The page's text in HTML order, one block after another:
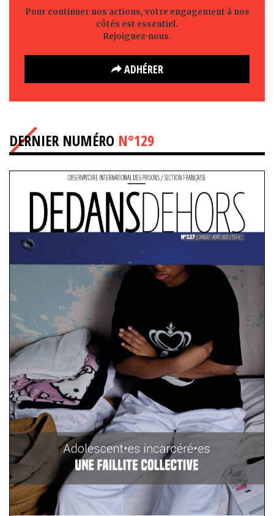
Pour continuer nos actions, votre engagement à nos
côtés est essentiel.
Rejoignez-nous.
ADHÉRER
DERNIER NUMÉRO N°129